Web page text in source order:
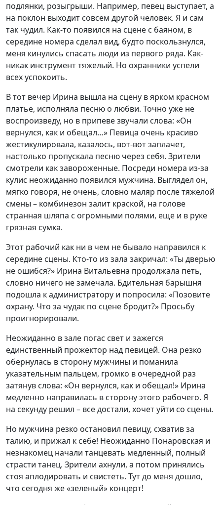
подлянки, розыгрыши. Например, певец выступает, а
на поклон выходит совсем другой человек. Я и сам
так чудил. Как-то появился на сцене с баяном, в
середине номера сделал вид, будто поскользнулся,
меня кинулись спасать люди из первого ряда. Как-
никак инструмент тяжелый. Но охранники успели
всех успокоить.
В тот вечер Ирина вышла на сцену в ярком красном
платье, исполняла песню о любви. Точно уже не
воспроизведу, но в припеве звучали слова: «Он
вернулся, как и обещал…» Певица очень красиво
жестикулировала, казалось, вот-вот заплачет,
настолько пропускала песню через себя. Зрители
смотрели как завороженные. Посреди номера из-за
кулис неожиданно появился мужчина. Выглядел он,
мягко говоря, не очень, словно маляр после тяжелой
смены – комбинезон залит краской, на голове
странная шляпа с огромными полями, еще и в руке
грязная сумка.
Этот рабочий как ни в чем не бывало направился к
середине сцены. Кто-то из зала закричал: «Ты дверью
не ошибся?» Ирина Витальевна продолжала петь,
словно ничего не замечала. Бдительная барышня
подошла к администратору и попросила: «Позовите
охрану. Что за чудак по сцене бродит?» Просьбу
проигнорировали.
Неожиданно в зале погас свет и зажегся
единственный прожектор над певицей. Она резко
обернулась в сторону мужчины и поманила
указательным пальцем, громко в очередной раз
затянув слова: «Он вернулся, как и обещал!» Ирина
медленно направилась в сторону этого рабочего. Я
на секунду решил – все достали, хочет уйти со сцены.
Но мужчина резко остановил певицу, схватив за
талию, и прижал к себе! Неожиданно Понаровская и
незнакомец начали танцевать медленный, полный
страсти танец. Зрители ахнули, а потом принялись
стоя аплодировать и свистеть. Тут до меня дошло,
что сегодня же «зеленый» концерт!